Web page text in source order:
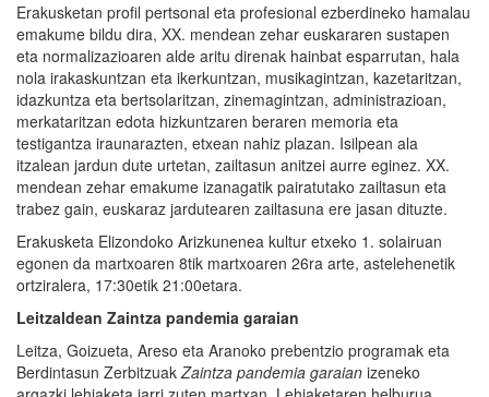
Erakusketan profil pertsonal eta profesional ezberdineko hamalau
emakume bildu dira, XX. mendean zehar euskararen sustapen
eta normalizazioaren alde aritu direnak hainbat esparrutan, hala
nola irakaskuntzan eta ikerkuntzan, musikagintzan, kazetaritzan,
idazkuntza eta bertsolaritzan, zinemagintzan, administrazioan,
merkataritzan edota hizkuntzaren beraren memoria eta
testigantza iraunarazten, etxean nahiz plazan. Isilpean ala
itzalean jardun dute urtetan, zailtasun anitzei aurre eginez. XX.
mendean zehar emakume izanagatik pairatutako zailtasun eta
trabez gain, euskaraz jardutearen zailtasuna ere jasan dituzte.
Erakusketa Elizondoko Arizkunenea kultur etxeko 1. solairuan
egonen da martxoaren 8tik martxoaren 26ra arte, astelehenetik
ortziralera, 17:30etik 21:00etara.
Leitzaldean Zaintza pandemia garaian
Leitza, Goizueta, Areso eta Aranoko prebentzio programak eta
Berdintasun ZerbitzuakZaintza pandemia garaian izeneko